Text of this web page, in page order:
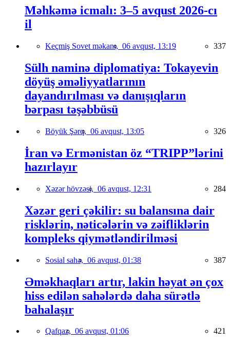
Məhkəmə icmalı: 3–5 avqust 2026-cı
il
Keçmiş Sovet məkanı, 06 avqust, 13:19 337
Sülh naminə diplomatiya: Tokayevin
döyüş əməliyyatlarının
dayandırılması və danışıqların
bərpası təşəbbüsü
Böyük Şərq, 06 avqust, 13:05 326
İran və Ermənistan öz “TRIPP”lərini
hazırlayır
Xəzər hövzəsi, 06 avqust, 12:31 284
Xəzər geri çəkilir: su balansına dair
risklərin, nəticələrin və zəifliklərin
kompleks qiymətləndirilməsi
Sosial sahə, 06 avqust, 01:38 387
Əməkhaqları artır, lakin həyat ən çox
hiss edilən sahələrdə daha sürətlə
bahalaşır
Qafqaz, 06 avqust, 01:06 421